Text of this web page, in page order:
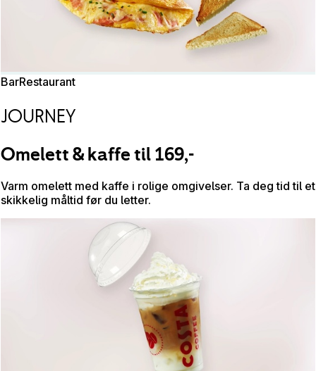
BarRestaurant
JOURNEY
Omelett & kaffe til 169,-
Varm omelett med kaffe i rolige omgivelser. Ta deg tid til et
skikkelig måltid før du letter.